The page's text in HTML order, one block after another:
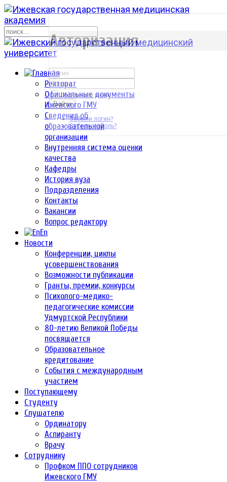
Ректорат
Официальные документы
Ижевского ГМУ
Сведения об
образовательной
организации
Внутренняя система оценки
качества
Кафедры
История вуза
Подразделения
Контакты
Вакансии
Вопрос редактору
En
Новости
Конференции, циклы
усовершенствования
Возможности публикации
Гранты, премии, конкурсы
Психолого-медико-
педагогические комиссии
Удмуртской Республики
80-летию Великой Победы
посвящается
Образовательное
кредитование
События с международным
участием
Поступающему
Студенту
Слушателю
Ординатору
Аспиранту
Врачу
Сотруднику
Профком ППО сотрудников
Ижевского ГМУ
р
Авторизация
Запомнить меня
Войти
Забыли логин?
Забыли пароль?